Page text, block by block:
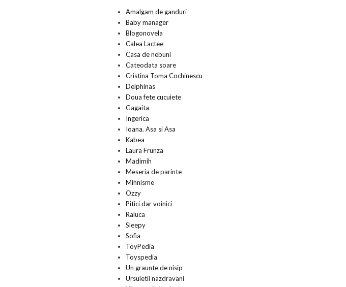
Amalgam de ganduri
Baby manager
Blogonovela
Calea Lactee
Casa de nebuni
Cateodata soare
Cristina Toma Cochinescu
Delphinas
Doua fete cucuiete
Gagaita
Ingerica
Ioana. Asa si Asa
Kabea
Laura Frunza
Madimih
Meseria de parinte
Mihnisme
Ozzy
Pitici dar voinici
Raluca
Sleepy
Sofia
ToyPedia
Toyspedia
Un graunte de nisip
Ursuletii nazdravani